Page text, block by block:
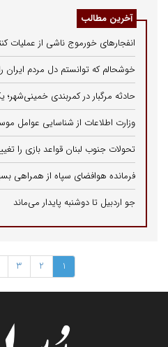
آخرین مطالب
انفجارهای خورموج ناشی از
خوشحالم که توانستم دل مردم ایران
حادثه مرگبار در کمربندی
وزارت اطلاعات از شناسایی عوامل
تحولات جنوب لبنان قواعد بازی را
فرمانده هوافضای سپاه از همراهی
جو اردبیل تا دوشنبه پایدار می‌ماند
1
2
3